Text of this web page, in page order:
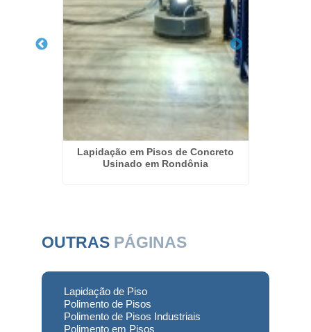
Lapidação em Pisos de Concreto
Usinado em Rondônia
OUTRAS PÁGINAS
Lapidação de Piso
Polimento de Pisos
Polimento de Pisos Industriais
Polimento em Pisos